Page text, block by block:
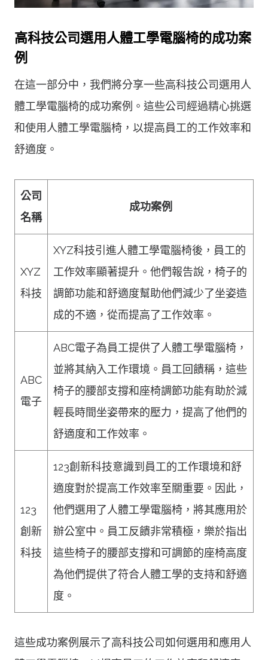
高科技公司選用人體工學電腦椅的成功案
例
在這一部分中，我們將分享一些高科技公司選用人
體工學電腦椅的成功案例。這些公司經過精心挑選
和使用人體工學電腦椅，以提高員工的工作效率和
舒適度。
公司
名稱
成功案例
XYZ
科技
XYZ科技引進人體工學電腦椅後，員工的
工作效率顯著提升。他們報告說，椅子的
調節功能和舒適度幫助他們減少了坐姿造
成的不適，從而提高了工作效率。
ABC
電子
ABC電子為員工提供了人體工學電腦椅，
並將其納入工作環境。員工回饋稱，這些
椅子的腰部支撐和座椅調節功能有助於減
輕長時間坐姿帶來的壓力，提高了他們的
舒適度和工作效率。
123
創新
科技
123創新科技意識到員工的工作環境和舒
適度對於提高工作效率至關重要。因此，
他們選用了人體工學電腦椅，將其應用於
辦公室中。員工反饋非常積極，樂於指出
這些椅子的腰部支撐和可調節的座椅高度
為他們提供了符合人體工學的支持和舒適
度。
這些成功案例展示了高科技公司如何選用和應用人